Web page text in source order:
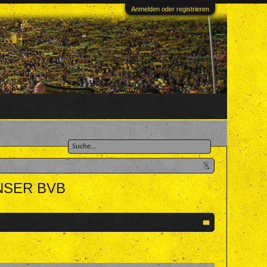
Anmelden oder registrieren
BVB